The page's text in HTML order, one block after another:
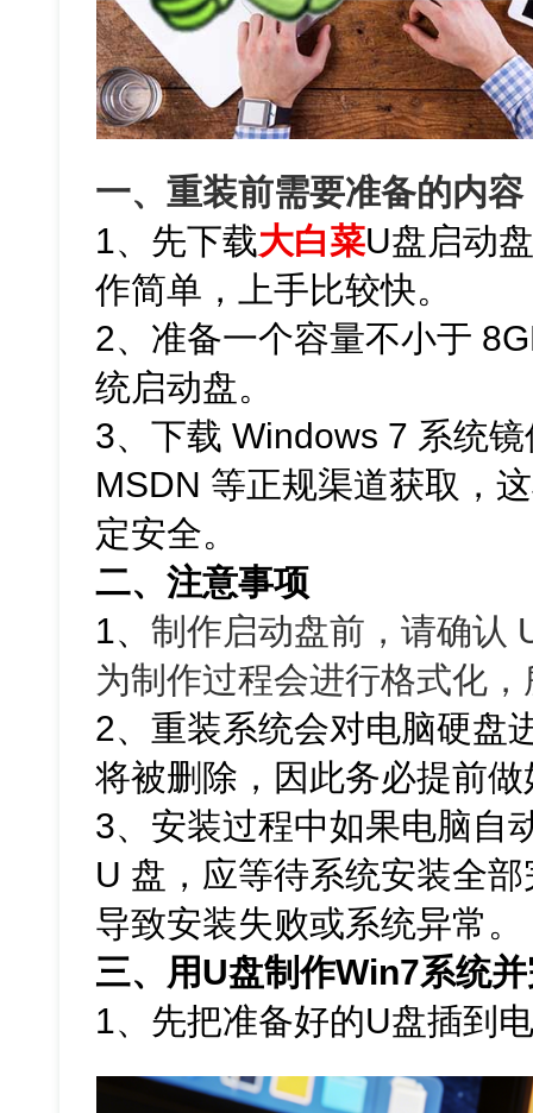
一、重装前需要准备的内容
1、先下载大白菜U盘启动
作简单，上手比较快。
2、准备一个容量不小于
统启动盘。
3、下载 Windows 7 系统
MSDN 等正规渠道获取，
定安全。
二、注意事项
1、制作启动盘前，请确认
为制作过程会进行格式化
2、重装系统会对电脑硬盘
将被删除，因此务必提前
3、安装过程中如果电脑自
U 盘，应等待系统安装全
导致安装失败或系统异常。
三、用U盘制作Win7系统
1、先把准备好的U盘插到